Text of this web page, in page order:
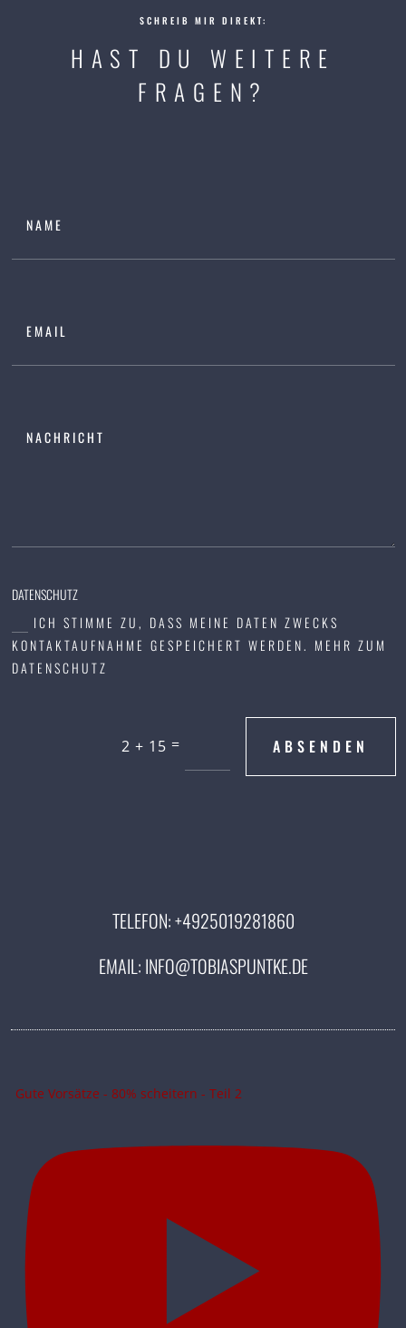
SCHREIB MIR DIREKT:
HAST DU WEITERE
FRAGEN?
DATENSCHUTZ
ICH STIMME ZU, DASS MEINE DATEN ZWECKS
KONTAKTAUFNAHME GESPEICHERT WERDEN. MEHR ZUM
DATENSCHUTZ
2 + 15 = ABSENDEN
TELEFON:+4925019281860
EMAIL: INFO@TOBIASPUNTKE.DE
Gute Vorsätze - 80% scheitern - Teil 2